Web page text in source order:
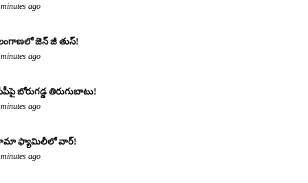
ago
జెన్ జీ తుస్!
ago
బోరుగడ్డ తిరుగుబాటు!
ago
ఫ్యామిలీలో వార్!
ago